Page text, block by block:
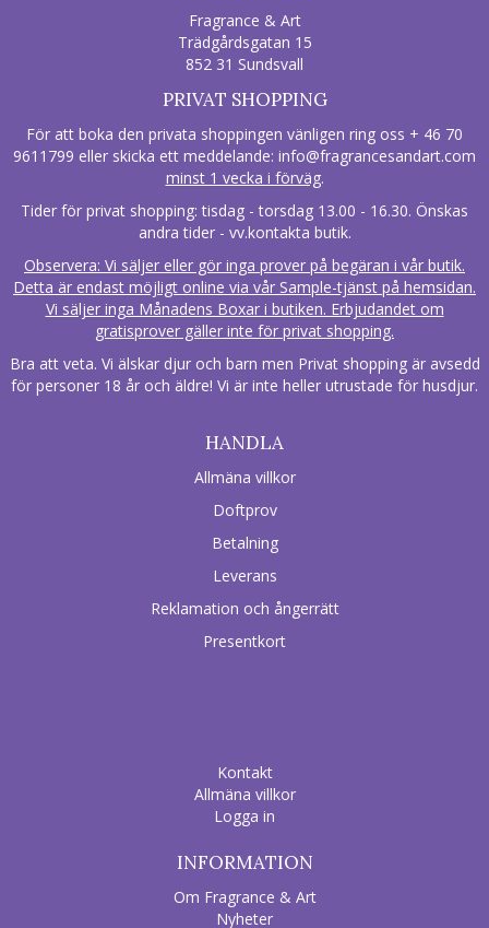
Fragrance & Art
Trädgårdsgatan 15
852 31 Sundsvall
PRIVAT SHOPPING
För att boka den privata shoppingen vänligen ring oss + 46 70
9611799 eller skicka ett meddelande: info@fragrancesandart.com
minst 1 vecka i förväg.
Tider för privat shopping: tisdag - torsdag 13.00 - 16.30. Önskas
andra tider - vv.kontakta butik.
Observera: Vi säljer eller gör inga prover på begäran i vår butik.
Detta är endast möjligt online via vår Sample-tjänst på hemsidan.
Vi säljer inga Månadens Boxar i butiken. Erbjudandet om
gratisprover gäller inte för privat shopping.
Bra att veta. Vi älskar djur och barn men Privat shopping är avsedd
för personer 18 år och äldre! Vi är inte heller utrustade för husdjur.
HANDLA
Allmäna villkor
Doftprov
Betalning
Leverans
Reklamation och ångerrätt
Presentkort
Kontakt
Allmäna villkor
Logga in
INFORMATION
Om Fragrance & Art
Nyheter